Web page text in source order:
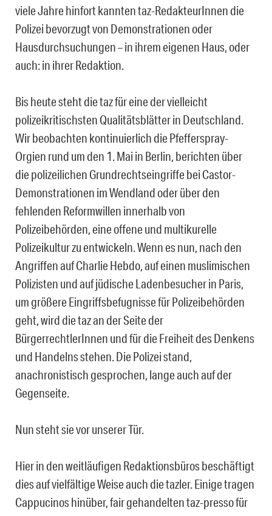
viele Jahre hinfort kannten taz-RedakteurInnen die
Polizei bevorzugt von Demonstrationen oder
Hausdurchsuchungen – in ihrem eigenen Haus, oder
auch: in ihrer Redaktion.
Bis heute steht die taz für eine der vielleicht
polizeikritischsten Qualitätsblätter in Deutschland.
Wir beobachten kontinuierlich die Pfefferspray-
Orgien rund um den 1. Mai in Berlin, berichten über
die polizeilichen Grundrechtseingriffe bei Castor-
Demonstrationen im Wendland oder über den
fehlenden Reformwillen innerhalb von
Polizeibehörden, eine offene und multikurelle
Polizeikultur zu entwickeln. Wenn es nun, nach den
Angriffen auf Charlie Hebdo, auf einen muslimischen
Polizisten und auf jüdische Ladenbesucher in Paris,
um größere Eingriffsbefugnisse für Polizeibehörden
geht, wird die taz an der Seite der
BürgerrechtlerInnen und für die Freiheit des Denkens
und Handelns stehen. Die Polizei stand,
anachronistisch gesprochen, lange auch auf der
Gegenseite.
Nun steht sie vor unserer Tür.
Hier in den weitläufigen Redaktionsbüros beschäftigt
dies auf vielfältige Weise auch die tazler. Einige tragen
Cappucinos hinüber, fair gehandelten taz-presso für